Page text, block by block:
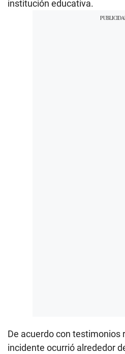
institución educativa.
De acuerdo con testimonios
incidente ocurrió alrededor